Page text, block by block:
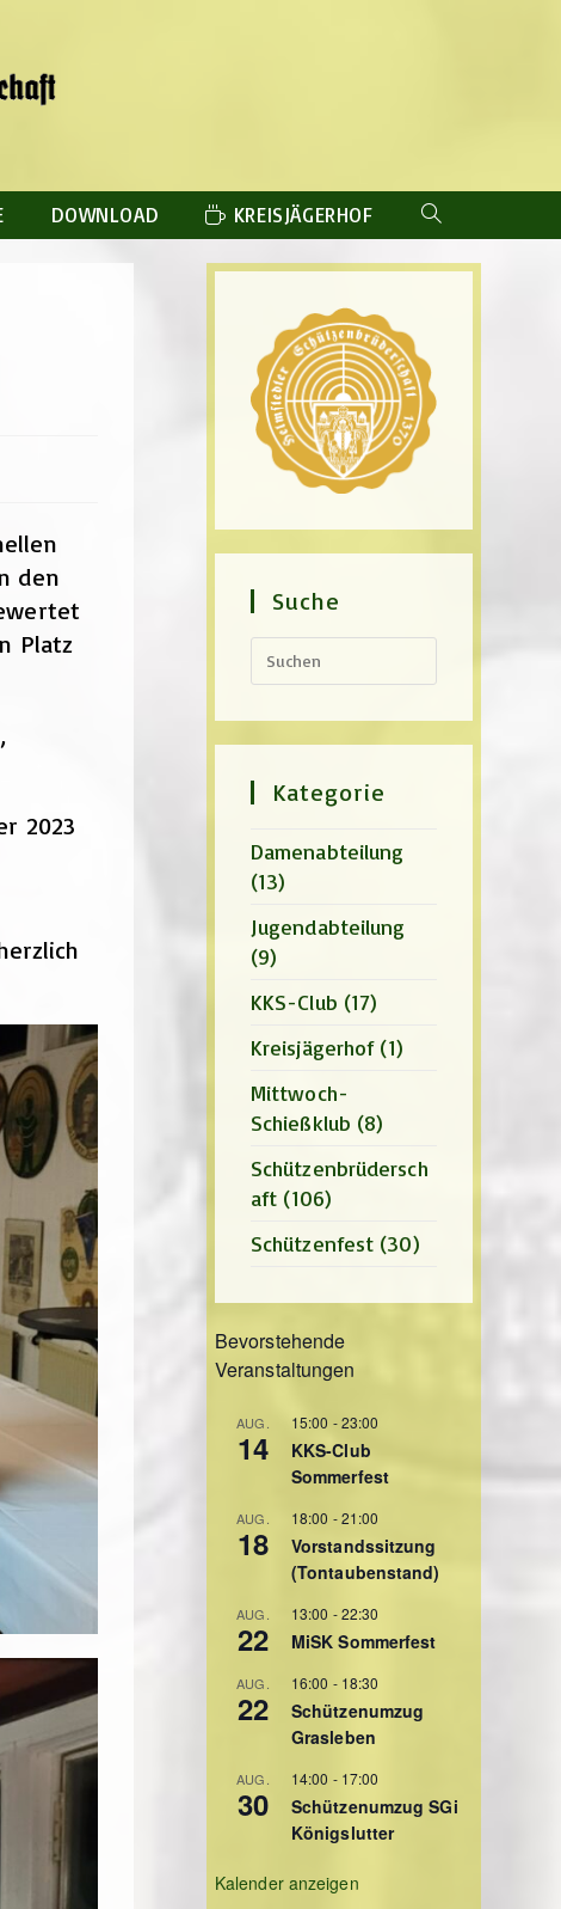
DOWNLOAD KREISJÄGERHOF WEBSITE-
SUCHE
den
Platz
2023
Suche
Kategorie
Damenabteilung
(13)
Jugendabteilung
(9)
KKS-Club (17)
Kreisjägerhof (1)
Mittwoch-
Schießklub (8)
Schützenbrüdersch
aft (106)
Schützenfest (30)
Bevorstehende
Veranstaltungen
AUG.
14
15:00 -23:00
KKS-Club
Sommerfest
AUG.
18
18:00 -21:00
Vorstandssitzung
(Tontaubenstand)
AUG.
22
13:00 -22:30
MiSK Sommerfest
AUG.
22
16:00 - 18:30
Schützenumzug
Grasleben
AUG.
30
14:00 - 17:00
Schützenumzug SGi
Königslutter
Kalender anzeigen